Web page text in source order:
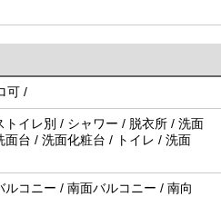
可 /
トイレ別 / シャワー / 脱衣所 / 洗面
面台 / 洗面化粧台 / トイレ / 洗面
ルコニー / 南面バルコニー / 南向